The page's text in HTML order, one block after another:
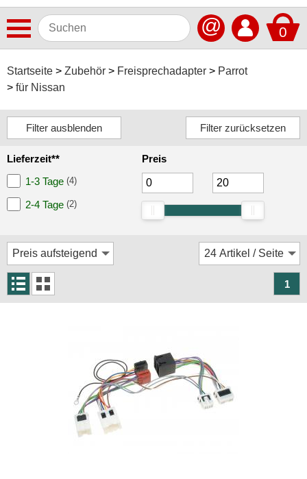
0
@
Startseite Zubehör Freisprechadapter
Parrot
für Nissan
Autoradios
Dashcams
Freisprechanlagen
Lautsprecher
Navigationssoftware
Navigationssysteme
Lieferzeit**
1-3 Tage (4)
2-4 Tage (2)
Preis
1